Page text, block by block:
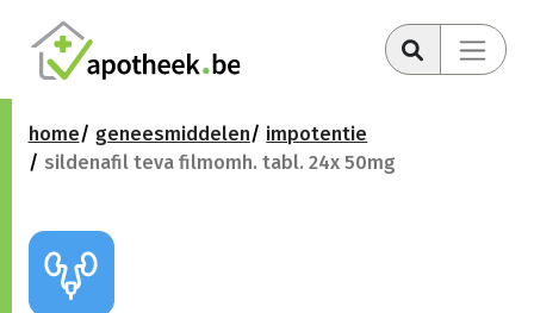
home geneesmiddelen
impotentie
sildenafil teva filmomh. tabl. 24x 50mg